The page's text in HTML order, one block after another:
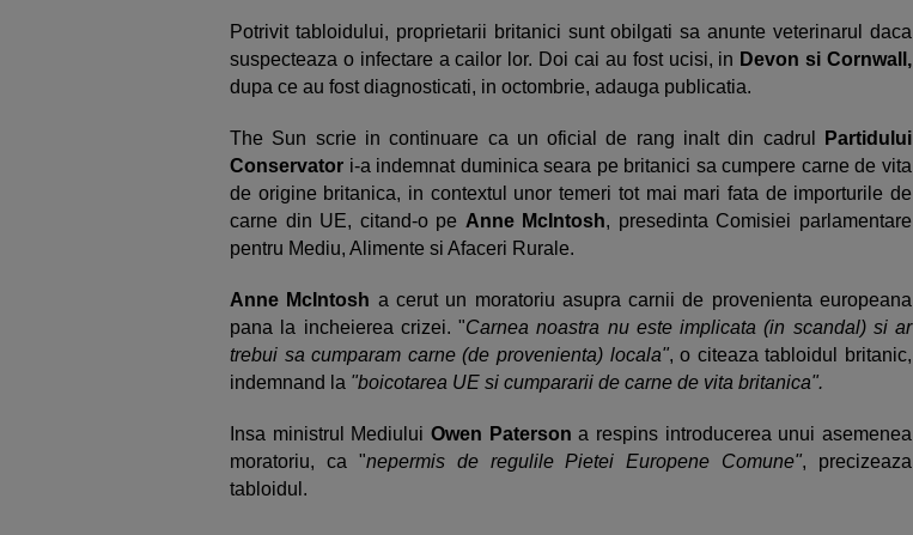
Potrivit tabloidului, proprietarii britanici sunt obilgati sa anunte veterinarul daca
suspecteaza o infectare a cailor lor. Doi cai au fost ucisi, in Devon si Cornwall,
dupa ce au fost diagnosticati, in octombrie, adauga publicatia.
The Sun scrie in continuare ca un oficial de rang inalt din cadrul
Partidului
Conservator i-a indemnat duminica seara pe britanici sa cumpere carne de vita
de origine britanica, in contextul unor temeri tot mai mari fata de importurile de
carne din UE, citand-o pe Anne McIntosh, presedinta Comisiei parlamentare
pentru Mediu, Alimente si Afaceri Rurale.
Anne McIntosh a cerut un moratoriu asupra carnii de provenienta europeana
pana la incheierea crizei. "Carnea noastra nu este implicata (in scandal) si ar
trebui sa cumparam carne (de provenienta) locala", o citeaza tabloidul britanic,
indemnand la "boicotarea UE si cumpararii de carne de vita britanica".
Insa ministrul Mediului Owen Paterson a respins introducerea unui asemenea
moratoriu, ca "nepermis de regulile Pietei Europene Comune", precizeaza
tabloidul.